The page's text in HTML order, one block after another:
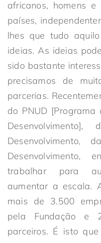
africanos, homens
países,
lhes que tudo
ideias. As ideias
sido bastante
precisamos de
parcerias.
do PNUD
Desenvolvimento,
Desenvolvimento,
trabalhar para
aumentar a escala.
mais de 3.500
pela Fundação e
parceiros. É isto